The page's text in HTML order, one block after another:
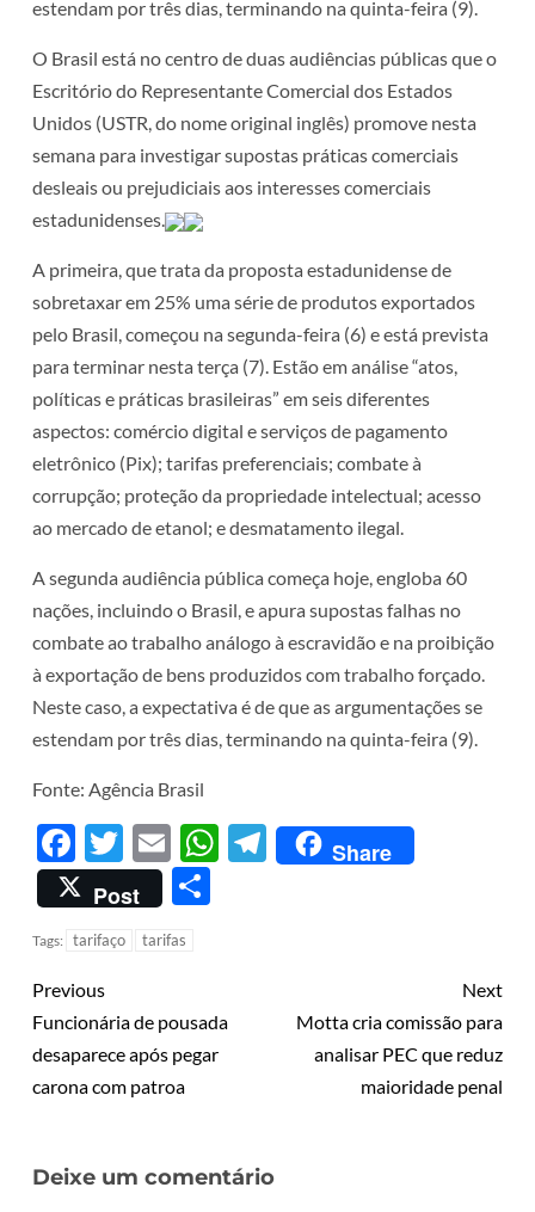
estendam por três dias, terminando na quinta-feira (9).
O Brasil está no centro de duas audiências públicas que o
Escritório do Representante Comercial dos Estados
Unidos (USTR, do nome original inglês) promove nesta
semana para investigar supostas práticas comerciais
desleais ou prejudiciais aos interesses comerciais
estadunidenses.
A primeira, que trata da proposta estadunidense de
sobretaxar em 25% uma série de produtos exportados
pelo Brasil, começou na segunda-feira (6) e está prevista
para terminar nesta terça (7). Estão em análise “atos,
políticas e práticas brasileiras” em seis diferentes
aspectos: comércio digital e serviços de pagamento
eletrônico (Pix); tarifas preferenciais; combate à
corrupção; proteção da propriedade intelectual; acesso
ao mercado de etanol; e desmatamento ilegal.
A segunda audiência pública começa hoje, engloba 60
nações, incluindo o Brasil, e apura supostas falhas no
combate ao trabalho análogo à escravidão e na proibição
à exportação de bens produzidos com trabalho forçado.
Neste caso, a expectativa é de que as argumentações se
estendam por três dias, terminando na quinta-feira (9).
Fonte: Agência Brasil
Facebook
Twitter
EmailWhatsApp
Telegram
Share
Post
Tags: tarifaço tarifas
Previous
Funcionária de pousada
desaparece após pegar
carona com patroa
Next
Motta cria comissão para
analisar PEC que reduz
maioridade penal
Deixe um comentário